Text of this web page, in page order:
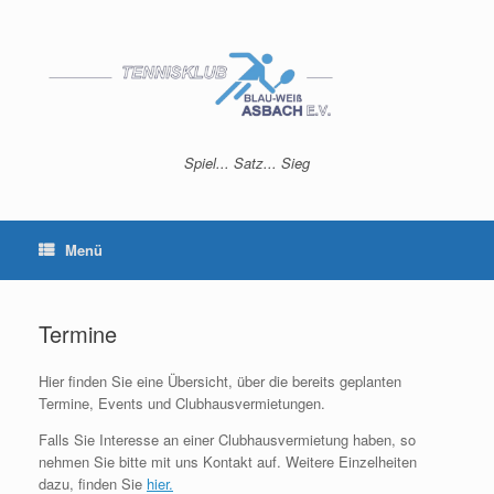
Spiel... Satz... Sieg
Menü
Termine
Hier finden Sie eine Übersicht, über die bereits geplanten
Termine, Events und Clubhausvermietungen.
Falls Sie Interesse an einer Clubhausvermietung haben, so
nehmen Sie bitte mit uns Kontakt auf. Weitere Einzelheiten
dazu, finden Sie hier.